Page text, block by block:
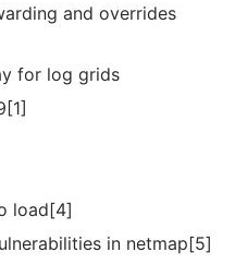
and overrides
for log grids
load[4]
in netmap[5]